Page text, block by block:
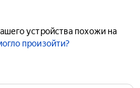
устройства похожи на
произойти?